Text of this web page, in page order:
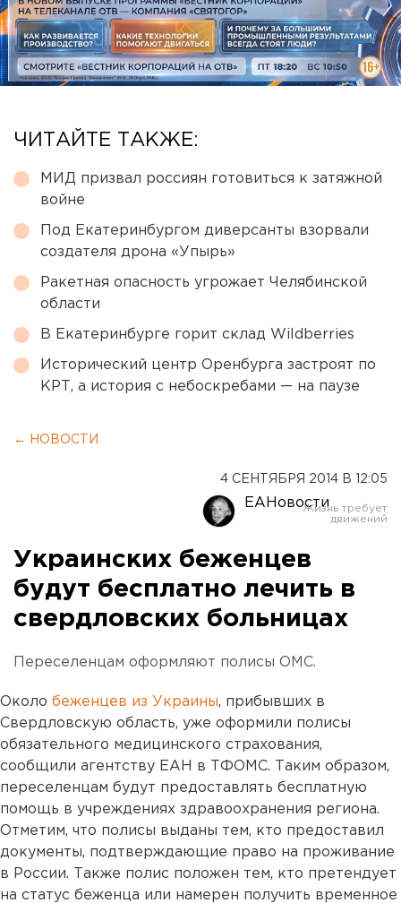
ЧИТАЙТЕ ТАКЖЕ:
МИД призвал россиян готовиться к затяжной
войне
Под Екатеринбургом диверсанты взорвали
создателя дрона «Упырь»
Ракетная опасность угрожает Челябинской
области
В Екатеринбурге горит склад Wildberries
Исторический центр Оренбурга застроят по
КРТ, а история с небоскребами — на паузе
← НОВОСТИ
4 СЕНТЯБРЯ 2014 В 12:05
ЕАНовости
Украинских беженцев
будут бесплатно лечить в
свердловских больницах
Переселенцам оформляют полисы ОМС.
Около беженцев из Украины, прибывших в
Свердловскую область, уже оформили полисы
обязательного медицинского страхования,
сообщили агентству ЕАН в ТФОМС. Таким образом,
переселенцам будут предоставлять бесплатную
помощь в учреждениях здравоохранения региона.
Отметим, что полисы выданы тем, кто предоставил
документы, подтверждающие право на проживание
в России. Также полис положен тем, кто претендует
на статус беженца или намерен получить временное